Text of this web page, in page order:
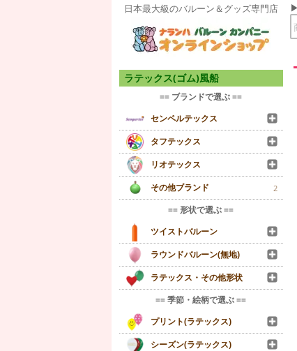
日本最大級のバルーン＆グッズ専門店
ラテックス(ゴム)風船
== ブランドで選ぶ ==
センペルテックス
タフテックス
リオテックス
その他ブランド
2
== 形状で選ぶ ==
ツイストバルーン
ラウンドバルーン(無地)
ラテックス・その他形状
== 季節・絵柄で選ぶ ==
プリント(ラテックス)
シーズン(ラテックス)